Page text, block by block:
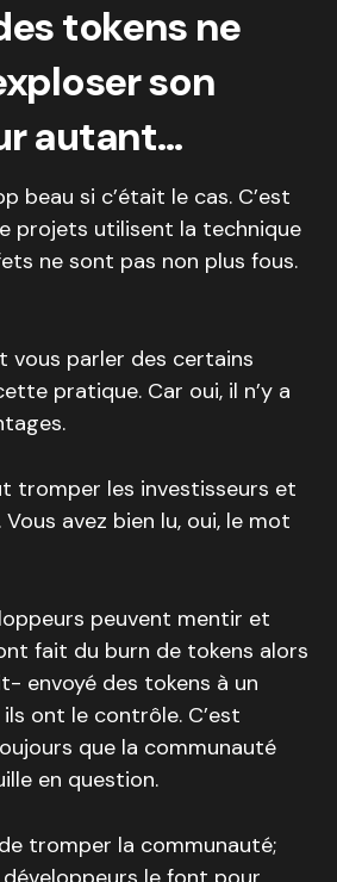
tokens ne
son
autant…
beau si c’était le cas. C’est
projets utilisent la technique
ne sont pas non plus fous.
vous parler des certains
pratique. Car oui, il n’y a
tromper les investisseurs et
avez bien lu, oui, le mot
peuvent mentir et
fait du burn de tokens alors
envoyé des tokens à un
ont le contrôle. C’est
que la communauté
en question.
tromper la communauté;